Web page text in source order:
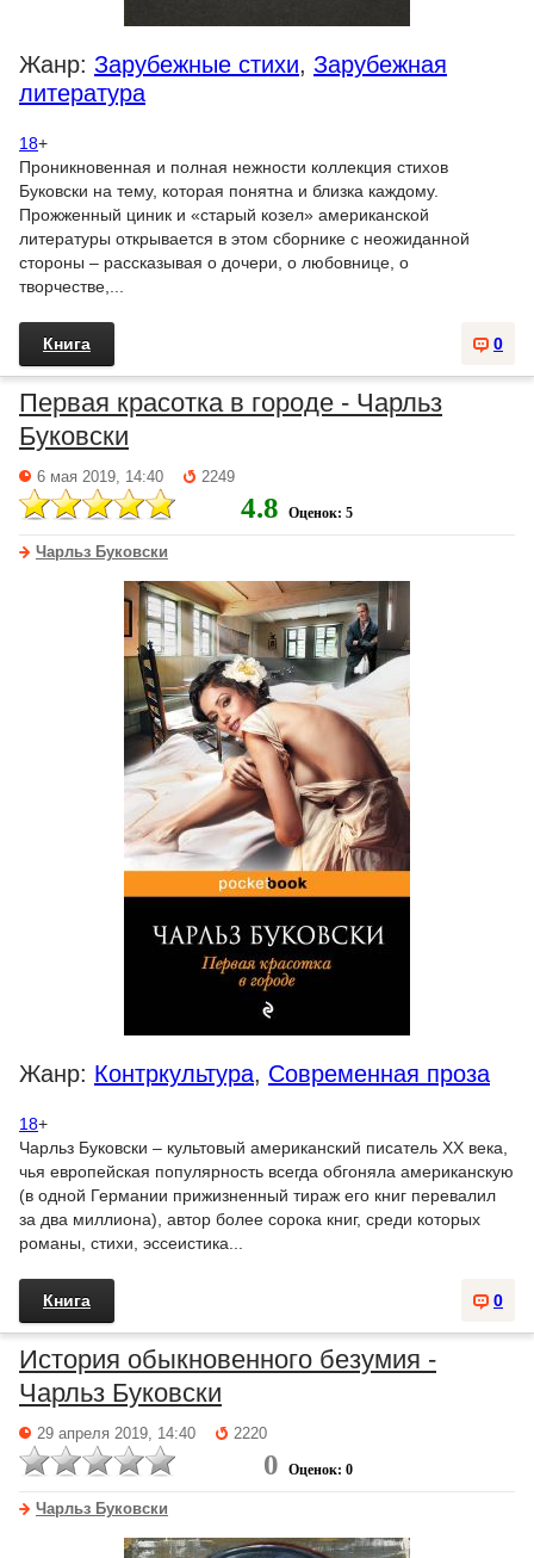
Жанр: Зарубежные стихи, Зарубежная
литература
18+
Проникновенная и полная нежности коллекция стихов
Буковски на тему, которая понятна и близка каждому.
Прожженный циник и «старый козел» американской
литературы открывается в этом сборнике с неожиданной
стороны – рассказывая о дочери, о любовнице, о
творчестве,...
0
Книга
Первая красотка в городе - Чарльз
Буковски
6 мая 2019, 14:40 2249
4.8 Оценок: 5
Чарльз Буковски
Жанр: Контркультура, Современная проза
18+
Чарльз Буковски – культовый американский писатель XX века,
чья европейская популярность всегда обгоняла американскую
(в одной Германии прижизненный тираж его книг перевалил
за два миллиона), автор более сорока книг, среди которых
романы, стихи, эссеистика...
0
Книга
История обыкновенного безумия -
Чарльз Буковски
29 апреля 2019, 14:40 2220
0 Оценок: 0
Чарльз Буковски